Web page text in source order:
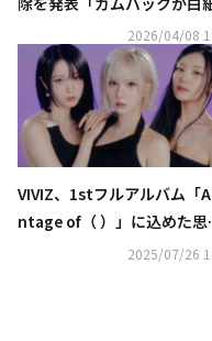
に…マネージャーが自腹を
ことも」
2026/04/08
VIVIZ、1stフルアルバム「
ntage of（ ）」に込めた思
とは？“これから進む道を
2025/07/26